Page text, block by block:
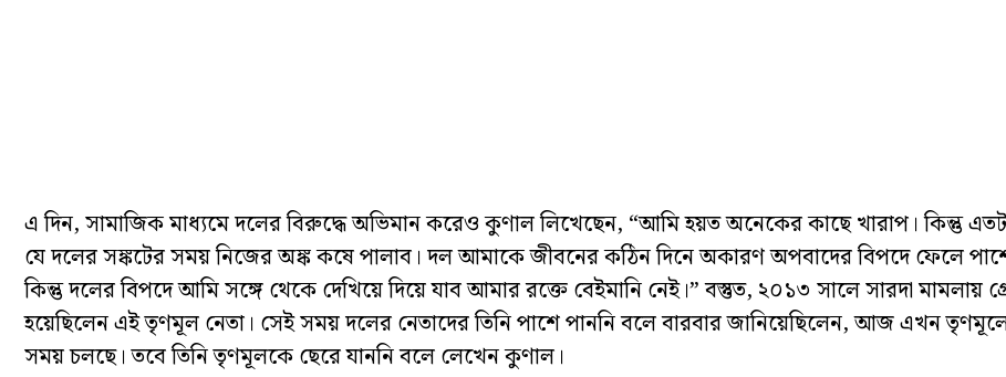
এ দিন, সামাজিক মাধ্যমে দলের বিরুদ্ধে অভিমান করেও কুণাল লিখেছেন, “আমি হয়ত অনেকের কাছে খারাপ। কিন্তু
যে দলের সঙ্কটের সময় নিজের অঙ্ক কষে পালাব। দল আমাকে জীবনের কঠিন দিনে অকারণ অপবাদের বিপদে ফেলে পাশে
কিন্তু দলের বিপদে আমি সঙ্গে থেকে দেখিয়ে দিয়ে যাব আমার রক্তে বেইমানি নেই।” বস্তুত, ২০১৩ সালে সারদা মামলায়
হয়েছিলেন এই তৃণমূল নেতা। সেই সময় দলের নেতাদের তিনি পাশে পাননি বলে বারবার জানিয়েছিলেন, আজ এখন
সময় চলছে। তবে তিনি তৃণমূলকে ছেরে যাননি বলে লেখেন কুণাল।